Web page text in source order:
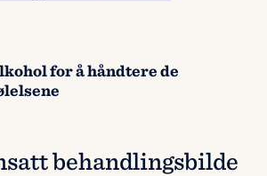
for å håndtere de
behandlingsbilde